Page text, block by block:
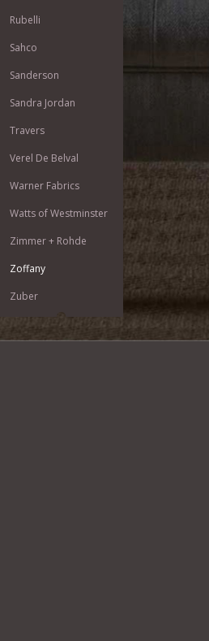
Rubelli
Sahco
Sanderson
Sandra Jordan
Travers
Verel De Belval
Warner Fabrics
Watts of Westminster
Zimmer + Rohde
Zoffany
Zuber